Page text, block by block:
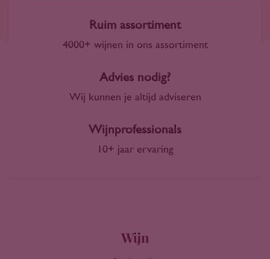
Ruim assortiment
4000+ wijnen in ons assortiment
Advies nodig?
Wij kunnen je altijd adviseren
Wijnprofessionals
10+ jaar ervaring
Wijn